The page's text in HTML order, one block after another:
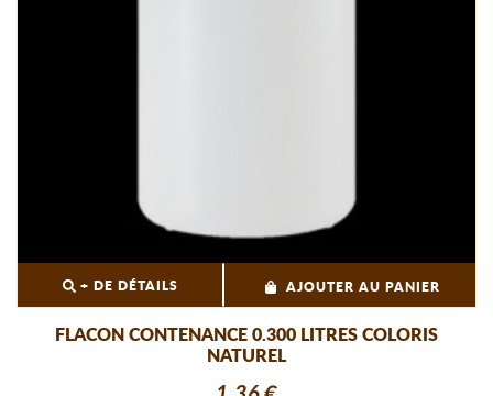
+ DE DÉTAILS AJOUTER AU PANIER
FLACON CONTENANCE 0.300 LITRES COLORIS
NATUREL